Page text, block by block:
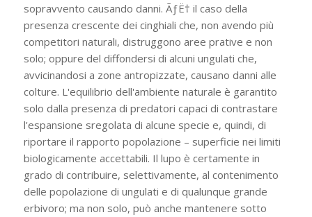
sopravvento causando danni. ÃƒË† il caso della
presenza crescente dei cinghiali che, non avendo più
competitori naturali, distruggono aree prative e non
solo; oppure del diffondersi di alcuni ungulati che,
avvicinandosi a zone antropizzate, causano danni alle
colture. L'equilibrio dell'ambiente naturale è garantito
solo dalla presenza di predatori capaci di contrastare
l'espansione sregolata di alcune specie e, quindi, di
riportare il rapporto popolazione – superficie nei limiti
biologicamente accettabili. Il lupo è certamente in
grado di contribuire, selettivamente, al contenimento
delle popolazione di ungulati e di qualunque grande
erbivoro; ma non solo, può anche mantenere sotto